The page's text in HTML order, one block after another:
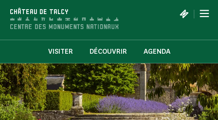
CHÂTEAU DE TALCY |
VISITER DÉCOUVRIR AGENDA